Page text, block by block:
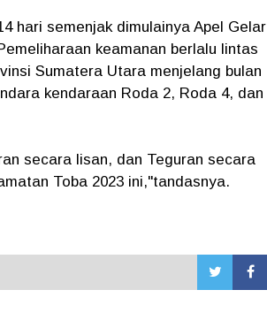
hari semenjak dimulainya Apel Gelar
keamanan berlalu lintas
Sumatera Utara menjelang bulan
kendaraan Roda 2, Roda 4, dan
secara lisan, dan Teguran secara
Toba 2023 ini,"tandasnya.